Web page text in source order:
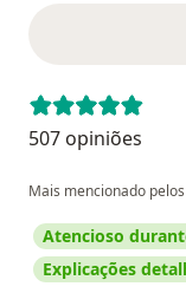
507 opiniões
Mais mencionado
Atencioso
Explicações